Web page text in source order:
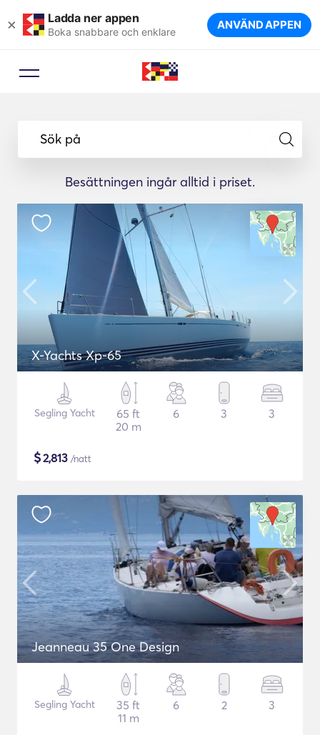
× Ladda ner appen
Boka snabbare och enklare ANVÄND APPEN
Sök på
Besättningen ingår alltid i priset.
X-Yachts Xp-65
Segling Yacht
65 ft
20 m
6 3 3
$2,813 /natt
Jeanneau 35 One Design
Segling Yacht
35 ft
11 m
6 2 3